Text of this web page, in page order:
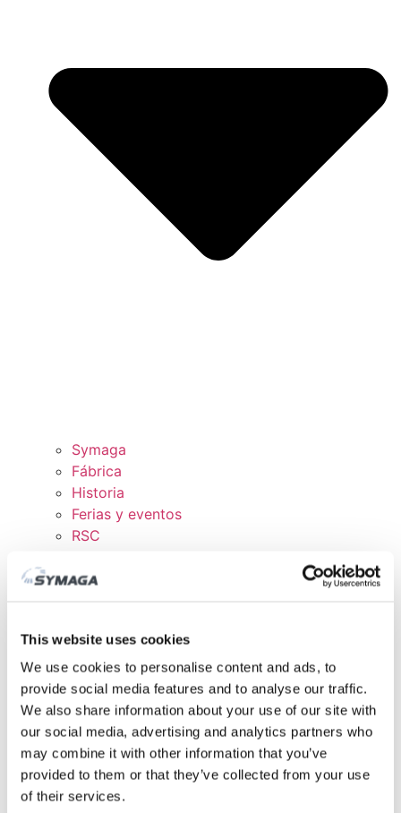
This website uses cookies
We use cookies to personalise content and ads, to
provide social media features and to analyse our traffic.
We also share information about your use of our site with
our social media, advertising and analytics partners who
may combine it with other information that you’ve
provided to them or that they’ve collected from your use
of their services.
Symaga
Fábrica
Historia
Ferias y eventos
RSC
Certificados y políticas